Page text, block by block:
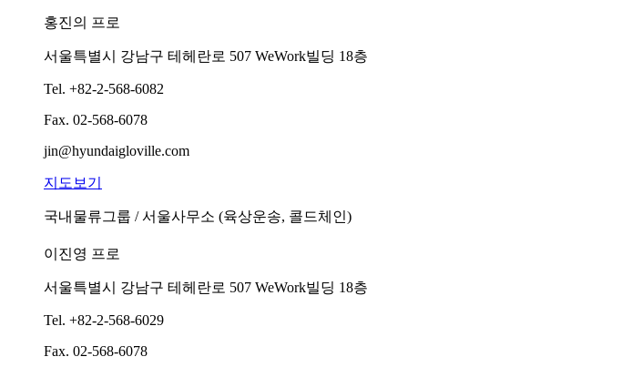
홍진의 프로
서울특별시 강남구 테헤란로 507 WeWork빌딩 18층
Tel. +82-2-568-6082
Fax. 02-568-6078
jin@hyundaigloville.com
지도보기
국내물류그룹 / 서울사무소 (육상운송, 콜드체인)
이진영 프로
서울특별시 강남구 테헤란로 507 WeWork빌딩 18층
Tel. +82-2-568-6029
Fax. 02-568-6078